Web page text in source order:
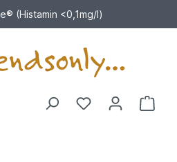
(Histamin <0,1mg/l)